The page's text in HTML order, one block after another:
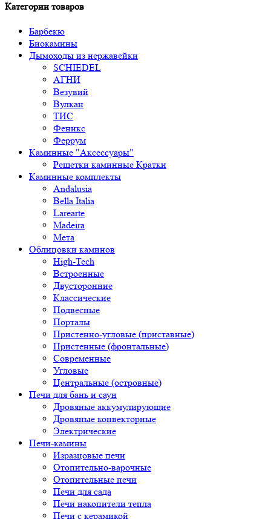
Категории товаров
Барбекю
Биокамины
Дымоходы из нержавейки
SCHIEDEL
АГНИ
Везувий
Вулкан
ТИС
Феникс
Феррум
Каминные "Аксессуары"
Решетки каминные Кратки
Каминные комплекты
Andalusia
Bella Italia
Larearte
Madeira
Мета
Облицовки каминов
High-Tech
Встроенные
Двусторонние
Классические
Подвесные
Порталы
Пристенно-угловые (приставные)
Пристенные (фронтальные)
Современные
Угловые
Центральные (островные)
Печи для бань и саун
Дровяные аккумулирующие
Дровяные конвекторные
Электрические
Печи-камины
Изразцовые печи
Отопительно-варочные
Отопительные печи
Печи для сада
Печи накопители тепла
Печи с керамикой